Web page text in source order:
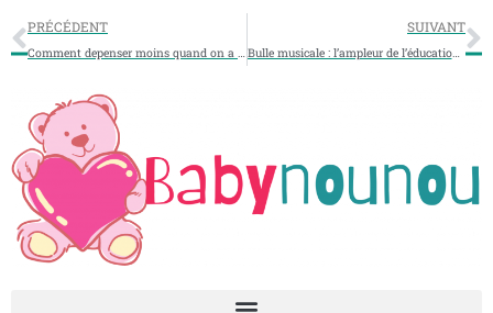
sont passés par là
PRÉCÉDENT
Comment depenser moins quand on a un bebe ?
SUIVANT
Bulle musicale : l’ampleur de l’éducation par la musique